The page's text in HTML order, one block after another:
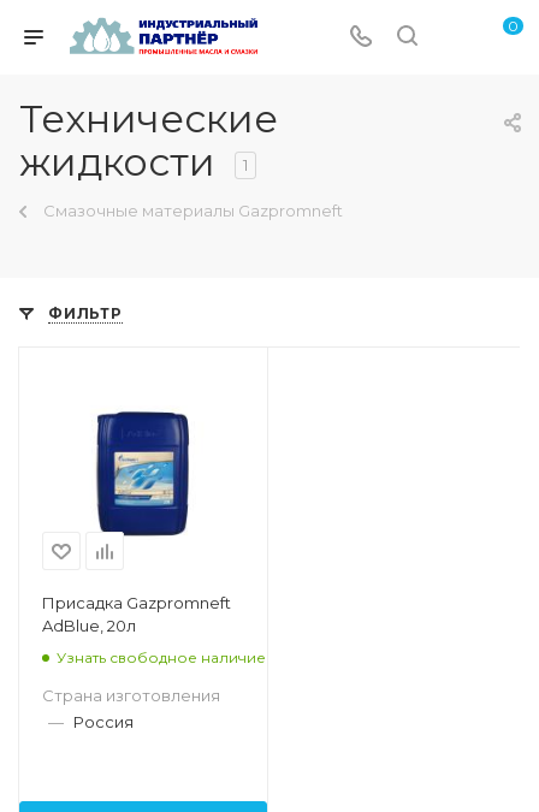
0
Технические
жидкости
1
Смазочные материалы Gazpromneft
ФИЛЬТР
Присадка Gazpromneft
AdBlue, 20л
Узнать свободное наличие
Страна изготовления
— Россия